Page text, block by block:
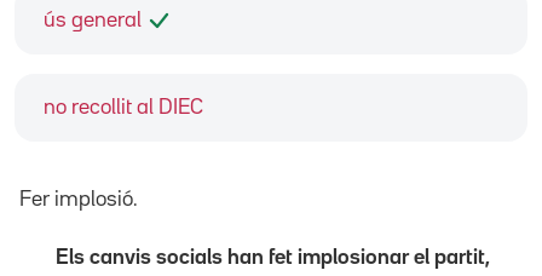
ús general
no recollit al DIEC
Fer implosió.
Els canvis socials han fet implosionar el partit,